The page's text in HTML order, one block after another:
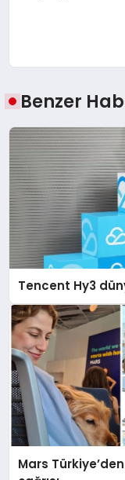
Benzer
Tencent Hy3
Mars